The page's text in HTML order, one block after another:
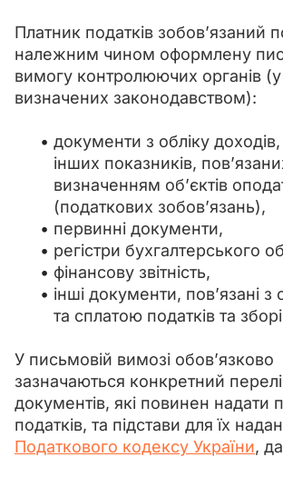
Платник податків зобов’язаний
належним чином оформлену
вимогу контролюючих органів
визначених законодавством):
документи з обліку доходів,
інших показників,
визначенням об’єктів
(податкових зобов’язань),
первинні документи,
регістри бухгалтерського
фінансову звітність,
інші документи, пов’язані
та сплатою податків та
У письмовій вимозі обов’язково
зазначаються конкретний
документів, які повинен надати
податків, та підстави для їх
Податкового кодексу України,